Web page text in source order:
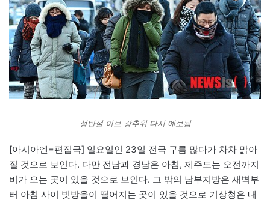
성탄절 이브 강추위 다시 예보됨
[아시아엔=편집국] 일요일인 23일 전국 구름 많다가 차차 맑아
질 것으로 보인다. 다만 전남과 경남은 아침, 제주도는 오전까지
비가 오는 곳이 있을 것으로 보인다. 그 밖의 남부지방은 새벽부
터 아침 사이 빗방울이 떨어지는 곳이 있을 것으로 기상청은 내